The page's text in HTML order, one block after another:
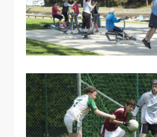
ShareThis is disabled.